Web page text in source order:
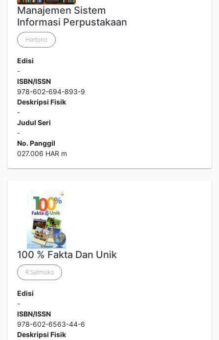
Manajemen Sistem
Informasi Perpustakaan
Hartono
Edisi
-
ISBN/ISSN
978-602-694-893-9
Deskripsi Fisik
-
Judul Seri
-
No. Panggil
027.006 HAR m
100 % Fakta Dan Unik
R.Satmoko
Edisi
-
ISBN/ISSN
978-602-6563-44-6
Deskripsi Fisik